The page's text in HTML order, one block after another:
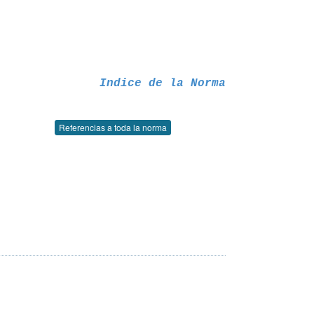
Indice de la Norma
Referencias a toda la norma